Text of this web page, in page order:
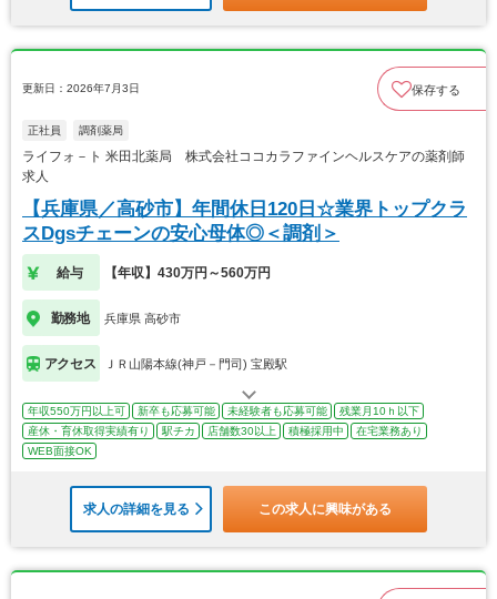
更新日：2026年7月3日 保存する
正社員 調剤薬局
ライフォ－ト 米田北薬局 株式会社ココカラファインヘルスケアの薬剤師
求人
【兵庫県／高砂市】年間休日120日☆業界トップクラ
スDgsチェーンの安心母体◎＜調剤＞
給与 【年収】430万円～560万円
勤務地 兵庫県 高砂市
アクセス ＪＲ山陽本線(神戸－門司) 宝殿駅
年収550万円以上可 新卒も応募可能 未経験者も応募可能
残業月10ｈ以下
産休・育休取得実績有り
駅チカ 店舗数30以上 積極採用中
在宅業務あり
WEB面接OK
求人の詳細を見る この求人に興味がある